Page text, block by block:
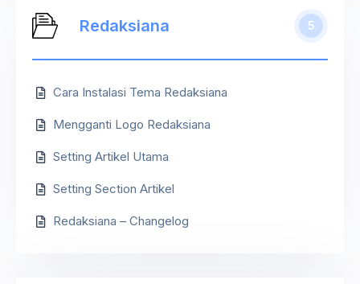
Redaksiana 5
Cara Instalasi Tema Redaksiana
Mengganti Logo Redaksiana
Setting Artikel Utama
Setting Section Artikel
Redaksiana – Changelog